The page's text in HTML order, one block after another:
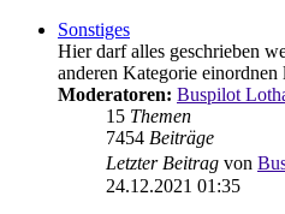
Sonstiges
Hier darf alles geschrieben
anderen Kategorie einordnen
Moderatoren: Buspilot
15 Themen
7454 Beiträge
Letzter Beitrag von
24.12.2021 01:35